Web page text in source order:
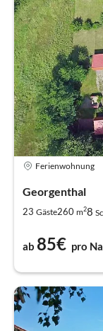
Ferienwohnung
Georgenthal
23 Gäste260 m28
ab 85€ pro